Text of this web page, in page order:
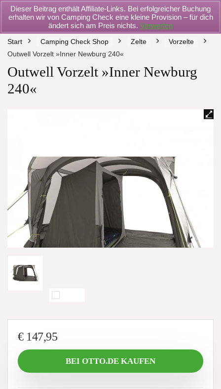
Dieser Beitrag enthält Affiliate-Links. Bei erfolgreicher Buchung
erhalten wir von Camping Check eine kleine Provision – für dich
ändert sich am Preis nichts. Verwerfen
Start Camping Check Shop Zelte
Vorzelte
Outwell Vorzelt »Inner Newburg 240«
Outwell Vorzelt »Inner Newburg
240«
€147,95
BEI OTTO.DE KAUFEN